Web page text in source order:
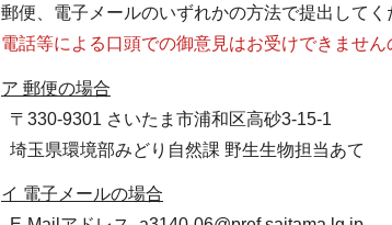
郵便、電子メールのいずれかの方法で提出してく
電話等による口頭での御意見はお受けできません
ア 郵便の場合
〒330-9301 さいたま市浦和区高砂3-15-1
埼玉県環境部みどり自然課 野生生物担当あて
イ 電子メールの場合